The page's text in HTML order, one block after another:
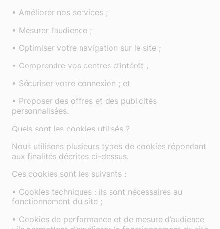
• Améliorer nos services ;
• Mesurer l’audience ;
• Optimiser votre navigation sur le site ;
• Comprendre vos centres d’intérêt ;
• Sécuriser votre connexion ; et
• Proposer des offres et des publicités
personnalisées.
Quels sont les cookies utilisés ?
Nous utilisons plusieurs types de cookies répondant
aux finalités décrites ci-dessus.
Ces cookies sont les suivants :
• Cookies techniques : ils sont nécessaires au
fonctionnement du site ;
• Cookies de performance et de mesure d’audience